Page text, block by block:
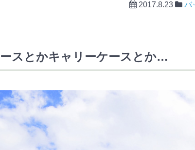
2017.8.23 バ
スとかキャリーケースとか…